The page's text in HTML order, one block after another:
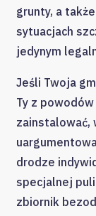
grunty, a
sytuacjach
jedynym
Jeśli Twoja
Ty z
zainstalować,
drodze
specjalnej
zbiornik